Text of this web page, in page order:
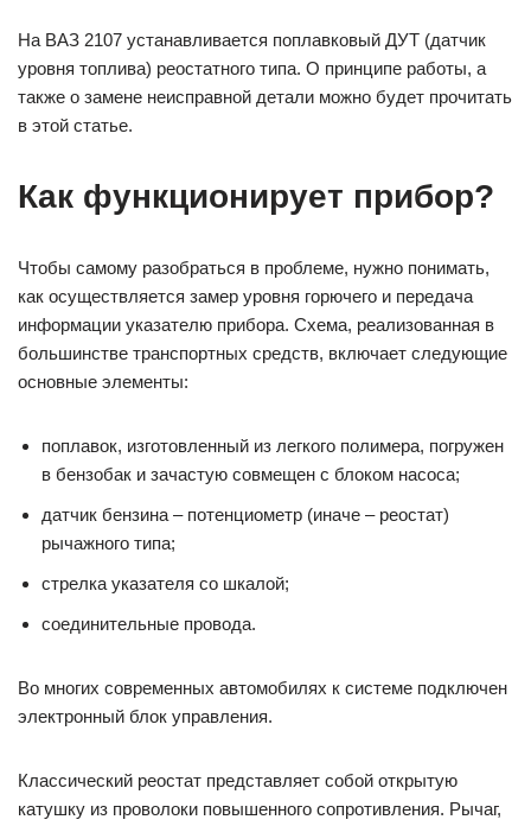
На ВАЗ 2107 устанавливается поплавковый ДУТ (датчик
уровня топлива) реостатного типа. О принципе работы, а
также о замене неисправной детали можно будет прочитать
в этой статье.
Как функционирует прибор?
Чтобы самому разобраться в проблеме, нужно понимать,
как осуществляется замер уровня горючего и передача
информации указателю прибора. Схема, реализованная в
большинстве транспортных средств, включает следующие
основные элементы:
поплавок, изготовленный из легкого полимера, погружен
в бензобак и зачастую совмещен с блоком насоса;
датчик бензина – потенциометр (иначе – реостат)
рычажного типа;
стрелка указателя со шкалой;
соединительные провода.
Во многих современных автомобилях к системе подключен
электронный блок управления.
Классический реостат представляет собой открытую
катушку из проволоки повышенного сопротивления. Рычаг,